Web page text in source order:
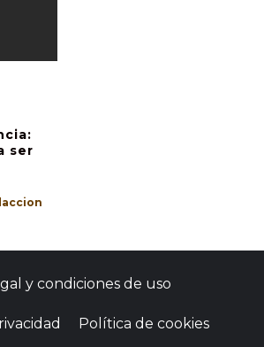
ser
y condiciones de uso
Política de cookies